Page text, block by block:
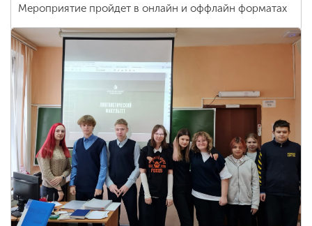
Мероприятие пройдет в онлайн и оффлайн форматах